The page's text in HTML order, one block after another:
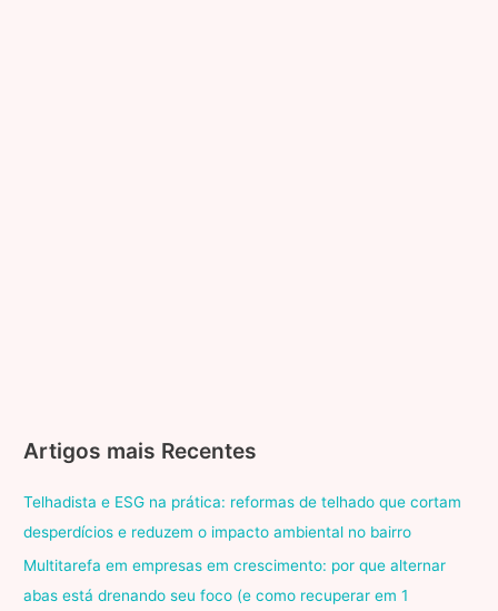
Artigos mais Recentes
Telhadista e ESG na prática: reformas de telhado que cortam
desperdícios e reduzem o impacto ambiental no bairro
Multitarefa em empresas em crescimento: por que alternar
abas está drenando seu foco (e como recuperar em 1